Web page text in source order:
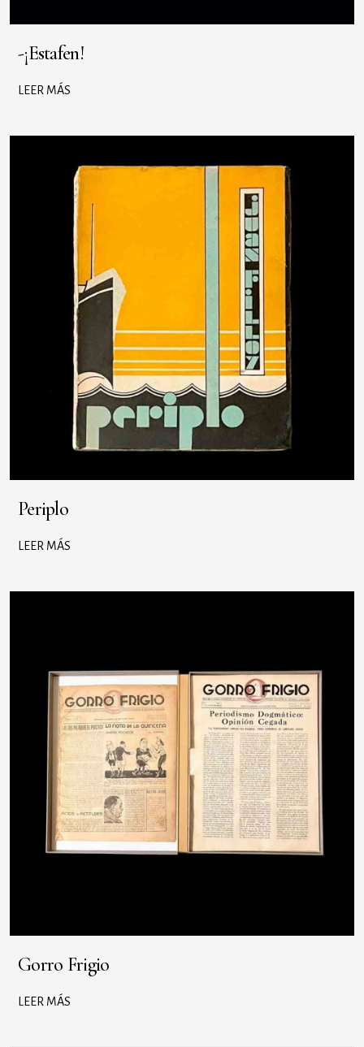
-¡Estafen!
LEER MÁS
Periplo
LEER MÁS
Gorro Frigio
LEER MÁS